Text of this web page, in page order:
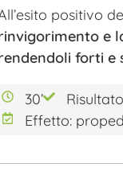
positivo
e
forti e
30’
Effetto: